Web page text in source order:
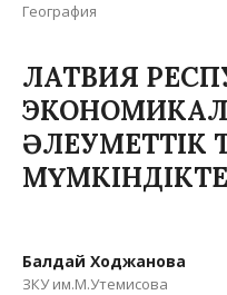
География
ЛАТВИЯ
Балдай Ходжанова
ЗКУ им.М.Утемисова